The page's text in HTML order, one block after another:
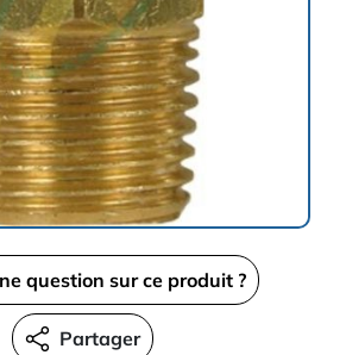
question sur ce produit ?
Partager